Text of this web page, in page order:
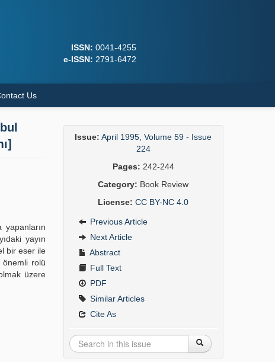
ISSN: 0041-4255
e-ISSN: 2791-6472
Us
yayın
bir eser ile
önemli rolü
üzere
Issue: April 1995, Volume 59 - Issue
224
Pages: 242-244
Category: Book Review
License: CC BY-NC 4.0
Previous Article
Next Article
Abstract
Full Text
PDF
Similar Articles
Cite As